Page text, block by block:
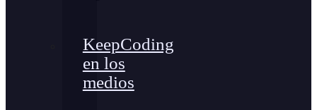
KeepCoding
en los
medios